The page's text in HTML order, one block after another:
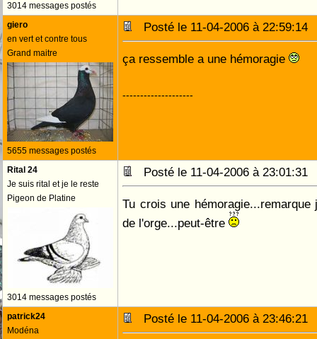
3014 messages postés
giero
en vert et contre tous
Grand maitre
5655 messages postés
Posté le 11-04-2006 à
ça ressemble a une hémoragie
--------------------
Rital 24
Je suis rital et je le reste
Pigeon de Platine
3014 messages postés
Posté le 11-04-2006 à
Tu crois une
de l'orge...peut-être
patrick24
Modéna
Posté le 11-04-2006 à